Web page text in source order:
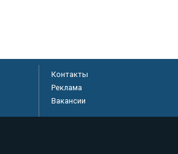
Контакты
Реклама
Вакансии